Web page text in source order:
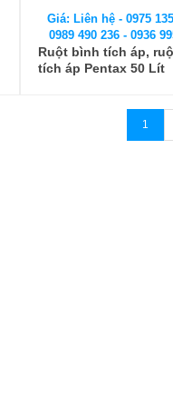
Giá: Liên hệ - 0975
0989 490 236 - 0936
Ruột bình tích áp,
tích áp Pentax 50 Lít
1